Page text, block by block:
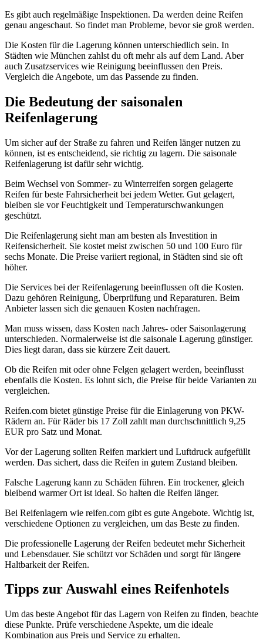
Es gibt auch regelmäßige Inspektionen. Da werden deine Reifen
genau angeschaut. So findet man Probleme, bevor sie groß werden.
Die Kosten für die Lagerung können unterschiedlich sein. In
Städten wie München zahlst du oft mehr als auf dem Land. Aber
auch Zusatzservices wie Reinigung beeinflussen den Preis.
Vergleich die Angebote, um das Passende zu finden.
Die Bedeutung der saisonalen
Reifenlagerung
Um sicher auf der Straße zu fahren und Reifen länger nutzen zu
können, ist es entscheidend, sie richtig zu lagern. Die saisonale
Reifenlagerung ist dafür sehr wichtig.
Beim Wechsel von Sommer- zu Winterreifen sorgen gelagerte
Reifen für beste Fahrsicherheit bei jedem Wetter. Gut gelagert,
bleiben sie vor Feuchtigkeit und Temperaturschwankungen
geschützt.
Die Reifenlagerung sieht man am besten als Investition in
Reifensicherheit. Sie kostet meist zwischen 50 und 100 Euro für
sechs Monate. Die Preise variiert regional, in Städten sind sie oft
höher.
Die Services bei der Reifenlagerung beeinflussen oft die Kosten.
Dazu gehören Reinigung, Überprüfung und Reparaturen. Beim
Anbieter lassen sich die genauen Kosten nachfragen.
Man muss wissen, dass Kosten nach Jahres- oder Saisonlagerung
unterschieden. Normalerweise ist die saisonale Lagerung günstiger.
Dies liegt daran, dass sie kürzere Zeit dauert.
Ob die Reifen mit oder ohne Felgen gelagert werden, beeinflusst
ebenfalls die Kosten. Es lohnt sich, die Preise für beide Varianten zu
vergleichen.
Reifen.com bietet günstige Preise für die Einlagerung von PKW-
Rädern an. Für Räder bis 17 Zoll zahlt man durchschnittlich 9,25
EUR pro Satz und Monat.
Vor der Lagerung sollten Reifen markiert und Luftdruck aufgefüllt
werden. Das sichert, dass die Reifen in gutem Zustand bleiben.
Falsche Lagerung kann zu Schäden führen. Ein trockener, gleich
bleibend warmer Ort ist ideal. So halten die Reifen länger.
Bei Reifenlagern wie reifen.com gibt es gute Angebote. Wichtig ist,
verschiedene Optionen zu vergleichen, um das Beste zu finden.
Die professionelle Lagerung der Reifen bedeutet mehr Sicherheit
und Lebensdauer. Sie schützt vor Schäden und sorgt für längere
Haltbarkeit der Reifen.
Tipps zur Auswahl eines Reifenhotels
Um das beste Angebot für das Lagern von Reifen zu finden, beachte
diese Punkte. Prüfe verschiedene Aspekte, um die ideale
Kombination aus Preis und Service zu erhalten.